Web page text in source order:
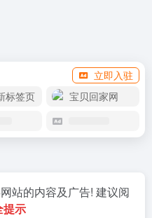
立即入驻
标签页 宝贝回家网
站的内容及广告! 建议阅
提示